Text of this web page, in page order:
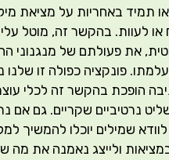
תמיד באחריות על מציאת
לעוות. בהקשר זה, מוטל
את פעולתם של מנגנוני
פונקציה כפולה זו שלנו
הופכת בהקשר זה לכלי
נרטיביים שקריים. גם אם
שמילים יוכלו להמשיך
ולייצג נאמנה את מה